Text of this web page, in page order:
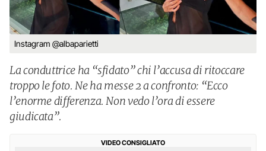
Instagram @albaparietti
La conduttrice ha “sfidato” chi l’accusa di ritoccare
troppo le foto. Ne ha messe 2 a confronto: “Ecco
l’enorme differenza. Non vedo l’ora di essere
giudicata”.
VIDEO CONSIGLIATO